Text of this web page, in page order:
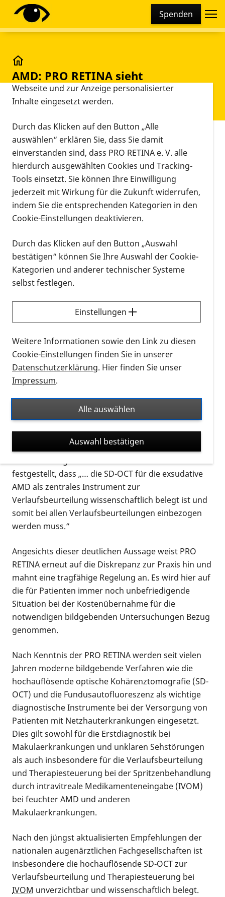
Spenden
AMD: PRO RETINA sieht
Kostenträger und
Leistungserbringer in der Pflicht
Vorlesen
AMD: PRO RETINA sieht
Kostenträger und
Leistungserbringer in der Pflicht
Nachstehend eine aktuelle Pressemeldung der PRO
Kostenträger und Leistungserbringer in der Pflicht -
Teure Verlaufskontrolle für Patienten mit einer
chronischen Makuladegeneration
Die augenärztlichen Fachgesellschaften in
Deutschland haben im November 2014 eine
bei der Behandlung der feuchten Altersabhängigen
Makula-Degeneration (AMD) veröffentlicht.
PRO RETINA Deutschland e. V. als
Selbsthilfevereinigung von Menschen mit
Netzhautdegenerationen begrüßt diese klaren
Darstellungen und Empfehlungen auf der Basis
wissenschaftlicher Erkenntnisse.
festgestellt, dass „… die SD-OCT für die exsudative
AMD als zentrales Instrument zur
Verlaufsbeurteilung wissenschaftlich belegt ist und
somit bei allen Verlaufsbeurteilungen einbezogen
werden muss.“
Angesichts dieser deutlichen Aussage weist PRO
RETINA erneut auf die Diskrepanz zur Praxis hin und
mahnt eine tragfähige Regelung an. Es wird hier auf
die für Patienten immer noch unbefriedigende
Situation bei der Kostenübernahme für die
notwendigen bildgebenden Untersuchungen Bezug
genommen.
Nach Kenntnis der PRO RETINA werden seit vielen
Jahren moderne bildgebende Verfahren wie die
hochauflösende optische Kohärenztomografie (SD-
OCT) und die Fundusautofluoreszenz als wichtige
diagnostische Instrumente bei der Versorgung von
Patienten mit Netzhauterkrankungen eingesetzt.
Dies gilt sowohl für die Erstdiagnostik bei
Makulaerkrankungen und unklaren Sehstörungen
als auch insbesondere für die Verlaufsbeurteilung
und Therapiesteuerung bei der Spritzenbehandlung
durch intravitreale Medikamenteneingabe (IVOM)
bei feuchter AMD und anderen
Makulaerkrankungen.
Nach den jüngst aktualisierten Empfehlungen der
nationalen augenärztlichen Fachgesellschaften ist
insbesondere die hochauflösende SD-OCT zur
Verlaufsbeurteilung und Therapiesteuerung bei
IVOM unverzichtbar und wissenschaftlich belegt.
Diese Webseite setzt verschiedene Cookies und
Tracking-Tools ein. Dies beinhaltet Cookies und
technisch notwendig sind, die zu statistischen
Zwecken sowie zur besseren Bedienbarkeit der
Webseite und zur Anzeige personalisierter
Inhalte eingesetzt werden.
Durch das Klicken auf den Button „Alle
auswählen“ erklären Sie, dass Sie damit
einverstanden sind, dass PRO RETINA e. V. alle
hierdurch ausgewählten Cookies und Tracking-
Tools einsetzt. Sie können Ihre Einwilligung
jederzeit mit Wirkung für die Zukunft widerrufen,
indem Sie die entsprechenden Kategorien in den
Cookie-Einstellungen deaktivieren.
Durch das Klicken auf den Button „Auswahl
bestätigen“ können Sie Ihre Auswahl der Cookie-
Kategorien und anderer technischer Systeme
selbst festlegen.
Einstellungen
Weitere Informationen sowie den Link zu diesen
Cookie-Einstellungen finden Sie in unserer
Datenschutzerklärung. Hier finden Sie unser
Impressum.
Alle auswählen
Auswahl bestätigen